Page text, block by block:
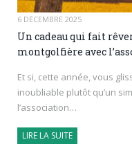
6 DÉCEMBRE 2025
Un cadeau qui fait
montgolfière avec
Et si, cette année, vous
inoubliable plutôt qu’un
l’association…
LIRE LA SUITE